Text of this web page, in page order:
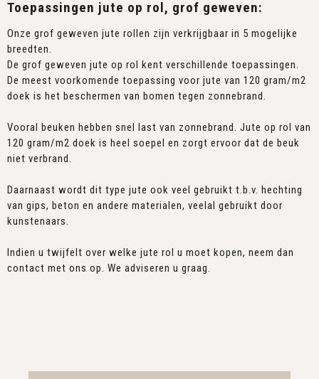
Toepassingen jute op rol, grof geweven:
Onze grof geweven jute rollen zijn verkrijgbaar in 5 mogelijke
breedten.
De grof geweven jute op rol kent verschillende toepassingen.
De meest voorkomende toepassing voor jute van 120 gram/m2
doek is het beschermen van bomen tegen zonnebrand.
Vooral beuken hebben snel last van zonnebrand. Jute op rol van
120 gram/m2 doek is heel soepel en zorgt ervoor dat de beuk
niet verbrand.
Daarnaast wordt dit type jute ook veel gebruikt t.b.v. hechting
van gips, beton en andere materialen, veelal gebruikt door
kunstenaars.
Indien u twijfelt over welke jute rol u moet kopen, neem dan
contact met ons op. We adviseren u graag.